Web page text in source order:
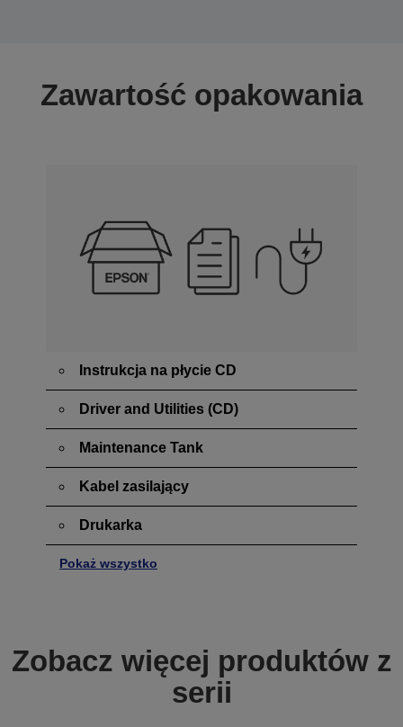
Zawartość opakowania
Instrukcja na płycie CD
Driver and Utilities (CD)
Maintenance Tank
Kabel zasilający
Drukarka
Pokaż wszystko
Zobacz więcej produktów z
serii